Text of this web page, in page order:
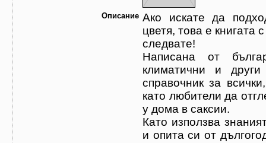
Описание Ако искате да
цветя, това е книгата
следвате!
Написана от
климатични и
справочник за
като любители да
у дома в саксии.
Като използва
и опита си от